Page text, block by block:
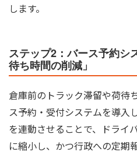
します。
ステップ2：バース予約シ
待ち時間の削減」
倉庫前のトラック滞留や荷待
ス予約・受付システムを導入
を連動させることで、ドライ
に縮小し、かつ行政への定期